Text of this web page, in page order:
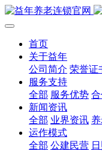
首页
关于益年
公司简介 荣誉证
服务支持
全部 服务优势
新闻资讯
全部 业界资讯
运作模式
全部 公建民营